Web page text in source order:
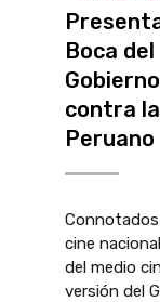
Boca
contra
Peruano
cine
del medio
versión del